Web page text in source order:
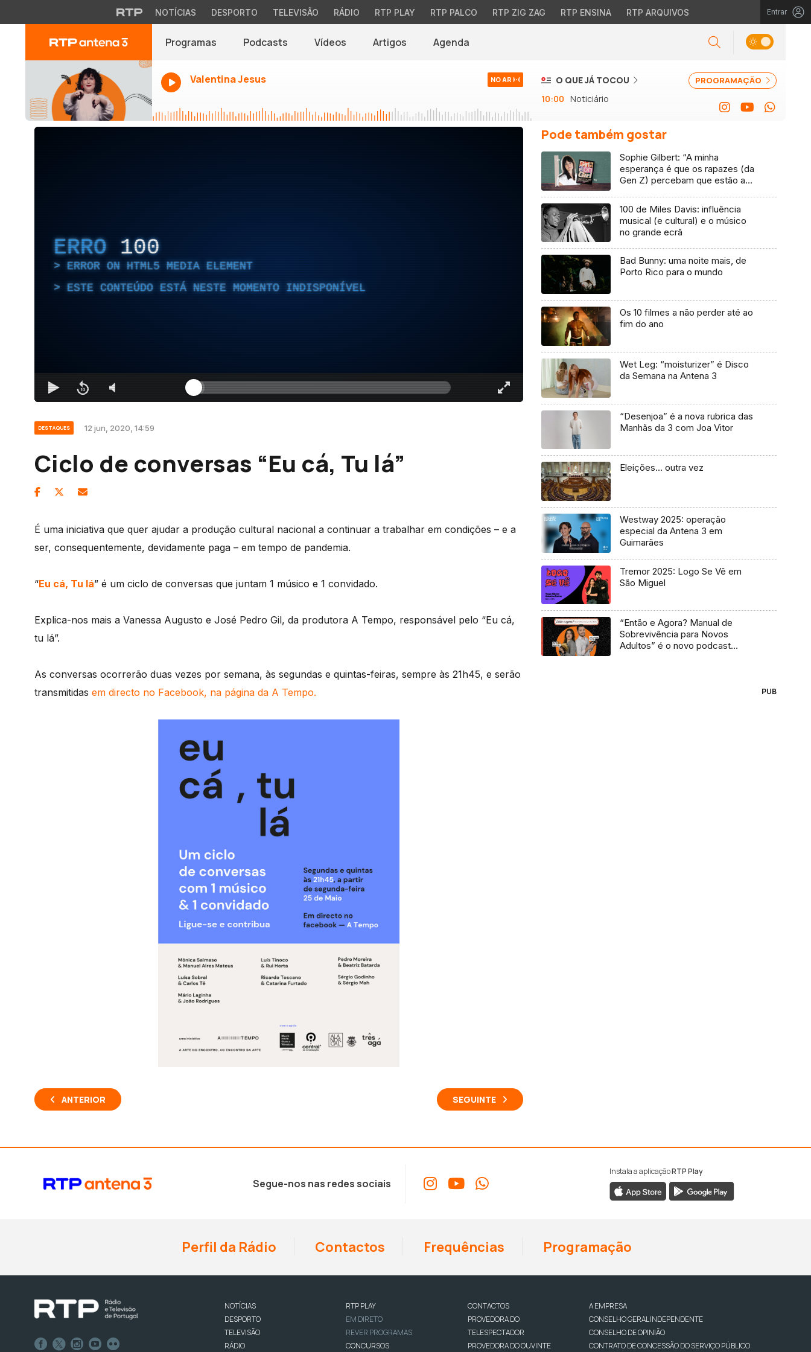
NOTÍCIAS DESPORTO TELEVISÃO RÁDIO RTP PLAY RTP PALCO RTP ZIG ZAG RTP ENSINA RTP ARQUIVOS Entrar
Programas Podcasts Vídeos Artigos Agenda
Valentina Jesus NO AR PROGRAMAÇÃO
O QUE JÁ TOCOU
10:00 Noticiário
ERRO 100
ERROR ON HTML5 MEDIA ELEMENT
ESTE CONTEÚDO ESTÁ NESTE MOMENTO INDISPONÍVEL
DESTAQUES 12 jun, 2020, 14:59
Ciclo de conversas “Eu cá, Tu lá”
É uma iniciativa que quer ajudar a produção cultural nacional a continuar a trabalhar em condições – e a
ser, consequentemente, devidamente paga – em tempo de pandemia.
“Eu cá, Tu lá” é um ciclo de conversas que juntam 1 músico e 1 convidado.
Explica-nos mais a Vanessa Augusto e José Pedro Gil, da produtora A Tempo, responsável pelo “Eu cá,
tu lá”.
As conversas ocorrerão duas vezes por semana, às segundas e quintas-feiras, sempre às 21h45, e serão
transmitidas em directo no Facebook, na página da A Tempo.
ANTERIOR SEGUINTE
Pode também gostar
Sophie Gilbert: “A minha
esperança é que os rapazes (da
Gen Z) percebam que estão a
100 de Miles Davis: influência
musical (e cultural) e o músico
no grande ecrã
Bad Bunny: uma noite mais, de
Porto Rico para o mundo
Os 10 filmes a não perder até ao
fim do ano
Wet Leg: “moisturizer” é Disco
da Semana na Antena 3
“Desenjoa” é a nova rubrica das
Manhãs da 3 com Joa Vitor
Eleições… outra vez
Westway 2025: operação
especial da Antena 3 em
Guimarães
Tremor 2025: Logo Se Vê em
São Miguel
“Então e Agora? Manual de
Sobrevivência para Novos
Adultos” é o novo podcast
PUB
Segue-nos nas redes sociais
Instala a aplicaçãoRTP Play
Perfil da Rádio Contactos Frequências Programação
NOTÍCIAS
DESPORTO
TELEVISÃO
RÁDIO
RTP PLAY
EM DIRETO
REVER PROGRAMAS
CONCURSOS
CONTACTOS
PROVEDORA DO
TELESPECTADOR
PROVEDORA DO OUVINTE
A EMPRESA
CONSELHO GERAL INDEPENDENTE
CONSELHO DE OPINIÃO
CONTRATO DE CONCESSÃO DO SERVIÇO PÚBLICO